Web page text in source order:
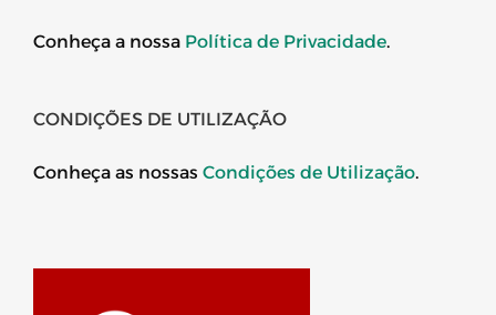
Conheça a nossa Política de Privacidade.
CONDIÇÕES DE UTILIZAÇÃO
Conheça as nossas Condições de Utilização.